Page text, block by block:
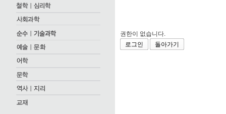
권한이 없습니다.
로그인
돌아가기